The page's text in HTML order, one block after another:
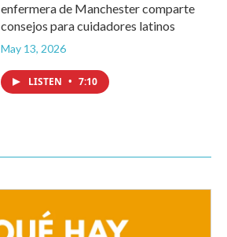
enfermera de Manchester comparte
consejos para cuidadores latinos
May 13, 2026
LISTEN • 7:10